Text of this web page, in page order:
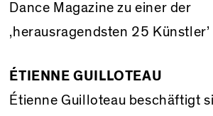
Dance Magazine zu einer der
‚herausragendsten 25
ÉTIENNE GUILLOTEAU
Étienne Guilloteau beschäftigt